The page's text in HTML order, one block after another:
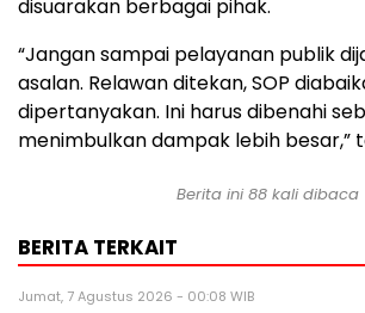
disuarakan berbagai pihak.
“Jangan sampai pelayanan publik
asalan. Relawan ditekan, SOP
dipertanyakan. Ini harus dibenahi
menimbulkan dampak lebih besar,”
Berita ini 88kali dibaca
BERITA TERKAIT
Jumat, 7 Agustus 2026 - 00:08 WIB